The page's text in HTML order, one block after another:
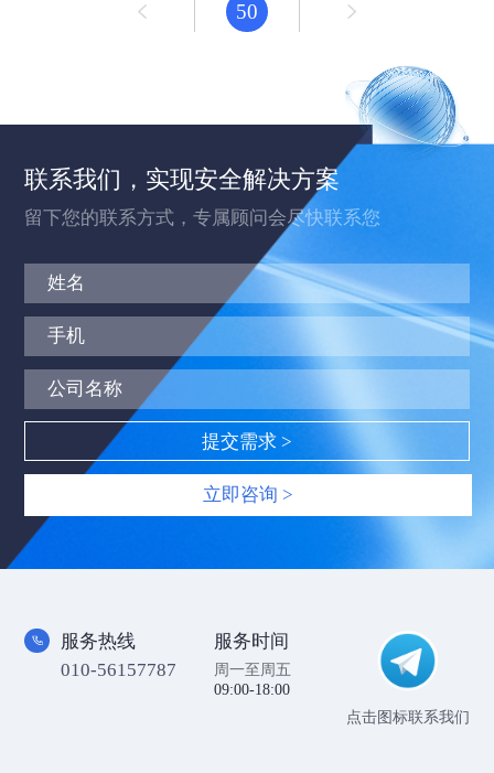
50
联系我们，实现安全解决方案
留下您的联系方式，专属顾问会尽快联系您
立即咨询 >
服务热线
010-56157787
服务时间
周一至周五
09:00-18:00
点击图标联系我们